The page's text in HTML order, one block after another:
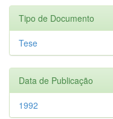
Tipo de Documento
Tese
Data de Publicação
1992